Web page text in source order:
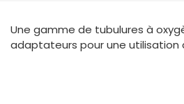
France
Une gamme de tubulures à
adaptateurs pour une utilisation